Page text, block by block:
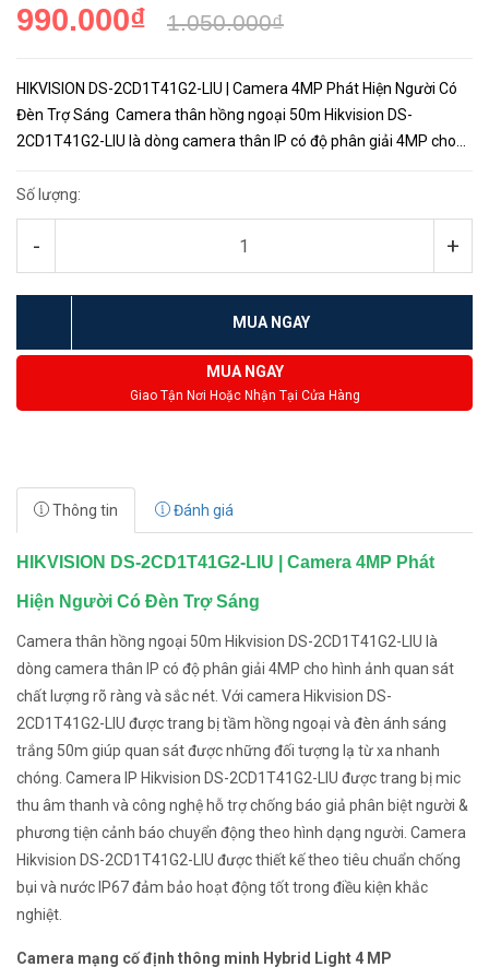
990.000₫ 1.050.000₫
HIKVISION DS-2CD1T41G2-LIU | Camera 4MP Phát Hiện Người Có
Đèn Trợ Sáng Camera thân hồng ngoại 50m Hikvision DS-
2CD1T41G2-LIU là dòng camera thân IP có độ phân giải 4MP cho
Hikvisio...
Số lượng:
- +
MUA NGAY
MUA NGAY
Giao Tận Nơi Hoặc Nhận Tại Cửa Hàng
Thông tin Đánh giá
HIKVISION DS-2CD1T41G2-LIU | Camera 4MP Phát
Hiện Người Có Đèn Trợ Sáng
Camera thân hồng ngoại 50m Hikvision DS-2CD1T41G2-LIU là
dòng camera thân IP có độ phân giải 4MP cho hình ảnh quan sát
chất lượng rõ ràng và sắc nét. Với camera Hikvision DS-
2CD1T41G2-LIU được trang bị tầm hồng ngoại và đèn ánh sáng
trắng 50m giúp quan sát được những đối tượng lạ từ xa nhanh
chóng. Camera IP Hikvision DS-2CD1T41G2-LIU được trang bị mic
thu âm thanh và công nghệ hỗ trợ chống báo giả phân biệt người &
phương tiện cảnh báo chuyển động theo hình dạng người. Camera
Hikvision DS-2CD1T41G2-LIU được thiết kế theo tiêu chuẩn chống
bụi và nước IP67 đảm bảo hoạt động tốt trong điều kiện khắc
nghiệt.
Camera mạng cố định thông minh Hybrid Light 4 MP